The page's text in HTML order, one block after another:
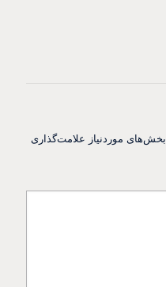
بخش‌های موردنیاز علامت‌گذاری